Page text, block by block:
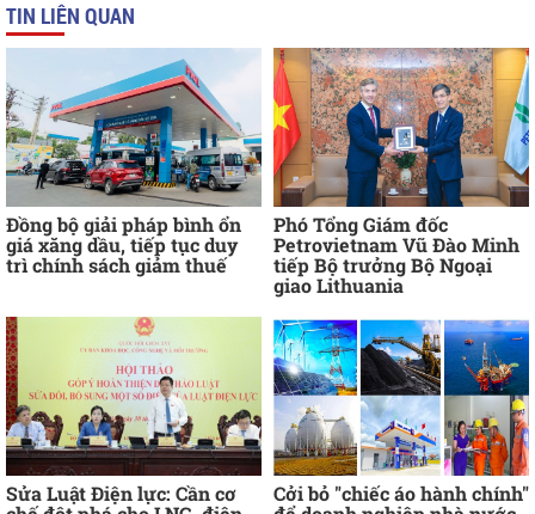
TIN LIÊN QUAN
Đồng bộ giải pháp bình ổn
giá xăng dầu, tiếp tục duy
trì chính sách giảm thuế
Phó Tổng Giám đốc
Petrovietnam Vũ Đào Minh
tiếp Bộ trưởng Bộ Ngoại
giao Lithuania
Sửa Luật Điện lực: Cần cơ
Cởi bỏ "chiếc áo hành chính"